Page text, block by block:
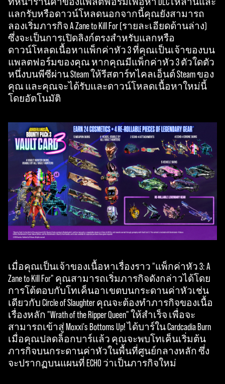
YouT
ube'
s
priva
cy
polic
y
and
tran
sfer
of
data
to
Goog
le
serv
ers.
แลกรับหรือดาวน์โหลดนอกจากนี้คุณยังสามารถ
ลองเริ่มภารกิจ A Zane to Kill For (รายละเอียดด้านล่าง)
ซึ่งจะเป็นการเปิดลิงก์ตรงสำหรับแลกหรือ
ดาวน์โหลดเนื้อหาแพ็กค่าหัว 3 ที่คุณเป็นเจ้าของบน
แพลตฟอร์มของคุณ หากคุณมีแพ็กค่าหัว 3 ตัวใดตัว
หนึ่งบนพีซีผ่าน Steam ให้รีสตาร์ทไคลเอ็นต์ Steam ของ
คุณ และคุณจะได้รับและดาวน์โหลดเนื้อหาใหม่นี้
โดยอัตโนมัติ
เมื่อคุณเป็นเจ้าของเนื้อหาเรื่องราว "แพ็กค่าหัว 3: A
Zane to Kill For" คุณสามารถเริ่มภารกิจดังกล่าวได้โดย
การโต้ตอบกับโทเค็นอาเขตบนกระดานค่าหัวเช่น
เดียวกับ Circle of Slaughter คุณจะต้องทำภารกิจของเนื้อ
เรื่องหลัก "Wrath of the Ripper Queen" ให้สำเร็จ เพื่อจะ
สามารถเข้าสู่ Moxxi's Bottoms Up! ได้บาร์ใน Cardcadia Burn
เมื่อคุณปลดล็อกบาร์แล้ว คุณจะพบโทเค็นเริ่มต้น
ภารกิจบนกระดานค่าหัวในพื้นที่ศูนย์กลางหลัก ซึ่ง
จะปรากฏบนแผนที่ ECHO ว่าเป็นภารกิจใหม่